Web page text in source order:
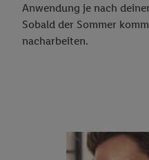
Anwendung je nach
Sobald der Sommer
nacharbeiten.